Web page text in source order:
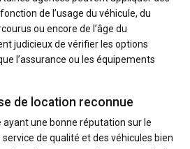
de l’usage du véhicule, du
ou encore de l’âge du
judicieux de vérifier les options
l’assurance ou les équipements
de location reconnue
une bonne réputation sur le
de qualité et des véhicules bien